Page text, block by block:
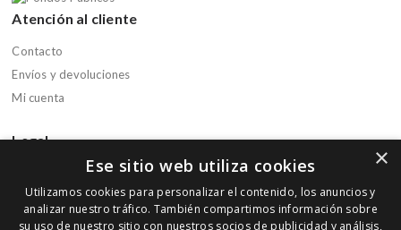
Atención al cliente
Contacto
Envíos y devoluciones
Mi cuenta
Legal
Política de privacidad
Política de cookies
×
Ese sitio web utiliza cookies
Utilizamos cookies para personalizar el contenido, los anuncios y
analizar nuestro tráfico. También compartimos información sobre
su uso de nuestro sitio con nuestros socios de publicidad y análisis,